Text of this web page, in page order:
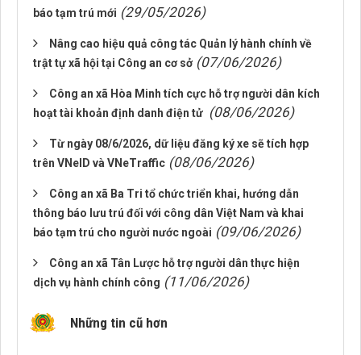
báo tạm trú mới (29/05/2026)
Nâng cao hiệu quả công tác Quản lý hành chính về
trật tự xã hội tại Công an cơ sở (07/06/2026)
Công an xã Hòa Minh tích cực hỗ trợ người dân kích
hoạt tài khoản định danh điện tử (08/06/2026)
Từ ngày 08/6/2026, dữ liệu đăng ký xe sẽ tích hợp
trên VNeID và VNeTraffic (08/06/2026)
Công an xã Ba Tri tổ chức triển khai, hướng dẫn
thông báo lưu trú đối với công dân Việt Nam và khai
báo tạm trú cho người nước ngoài (09/06/2026)
Công an xã Tân Lược hỗ trợ người dân thực hiện
dịch vụ hành chính công (11/06/2026)
Những tin cũ hơn